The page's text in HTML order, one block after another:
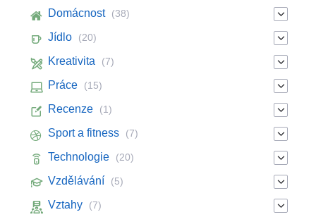
Domácnost (38)
Jídlo (20)
Kreativita (7)
Práce (15)
Recenze (1)
Sport a fitness (7)
Technologie (20)
Vzdělávání (5)
Vztahy (7)